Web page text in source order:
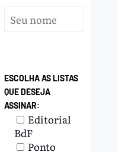
ESCOLHA AS LISTAS
QUE DESEJA
ASSINAR:
Editorial
BdF
Ponto